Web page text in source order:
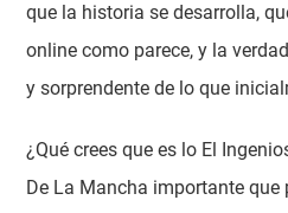
que la historia se desarrolla,
online​ como parece, y la
y sorprendente de lo que
¿Qué crees que es lo El
De La Mancha importante